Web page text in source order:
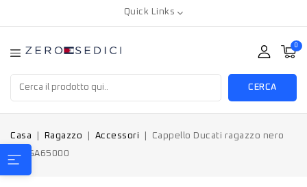
Quick Links
0
CERCA
Casa Ragazzo Accessori
Cappello Ducati ragazzo nero
210GA65000